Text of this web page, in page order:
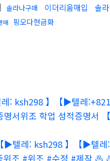
솔라나구매 이더리움매입 솔
매 핑오다현금화
ksh298 】【▶텔레
명서위조 학업 성적증명서
텔레: ksh298 】【▶텔
위조 #위조 #수정 #제작 ♨️